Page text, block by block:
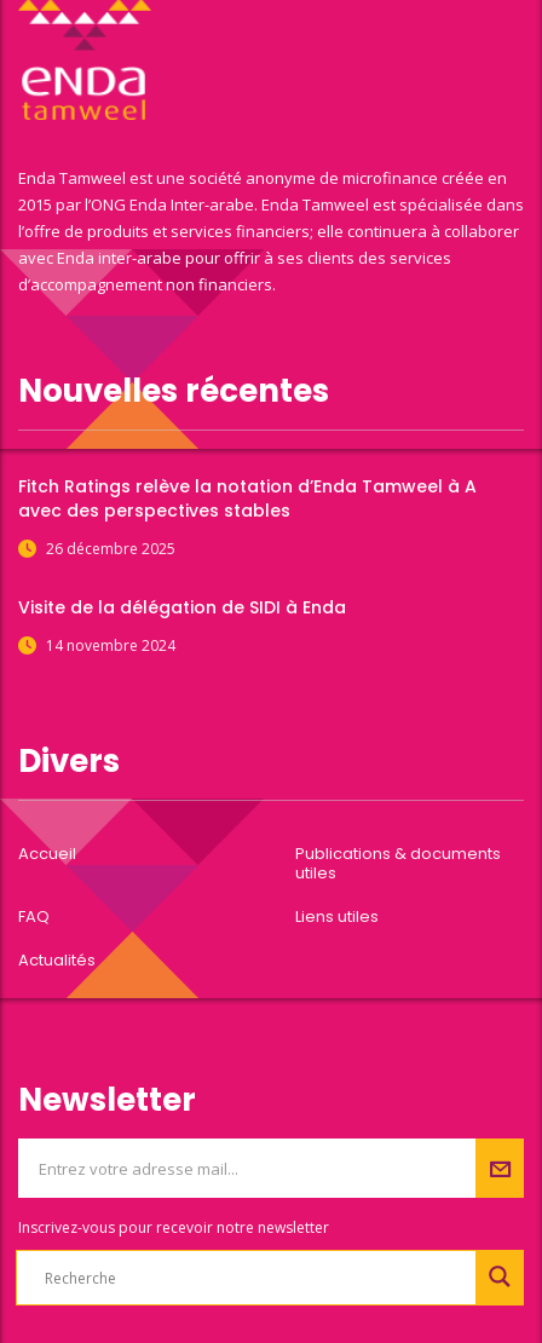
Enda Tamweel est une société anonyme de microfinance créée en
2015 par l’ONG Enda Inter-arabe. Enda Tamweel est spécialisée dans
l’offre de produits et services financiers; elle continuera à collaborer
avec Enda inter-arabe pour offrir à ses clients des services
d’accompagnement non financiers.
Nouvelles récentes
Fitch Ratings relève la notation d’Enda Tamweel à A
avec des perspectives stables
26 décembre 2025
Visite de la délégation de SIDI à Enda
14 novembre 2024
Divers
Accueil
Publications & documents
utiles
FAQ
Liens utiles
Actualités
Newsletter
Inscrivez-vous pour recevoir notre newsletter